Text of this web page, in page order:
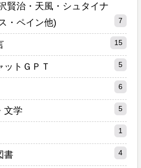
賢治・天風・シュタイナ
・ペイン他)
7
15
ットＧＰＴ 5
6
文学 5
1
書 4